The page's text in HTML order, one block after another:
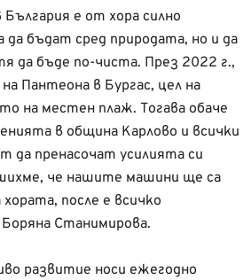
е от хора силно
бъдат сред природата, но и да
да бъде по-чиста. През 2022 г.,
Пантеона в Бургас, цел на
на местен плаж. Тогава обаче
в община Карлово и всички
да пренасочат усилията си
че нашите машини ще са
после е всичко
Станимирова.
развитие носи ежегодно